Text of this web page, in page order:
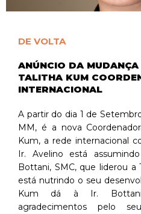
DE VOLTA
ANÚNCIO DA
TALITHA KUM
INTERNACIONAL
A partir do dia 1 de
MM, é a nova
Kum, a rede internacional
Ir. Avelino está
Bottani, SMC, que liderou a
está nutrindo o seu
Kum dá à Ir. Bottani
agradecimentos pelo